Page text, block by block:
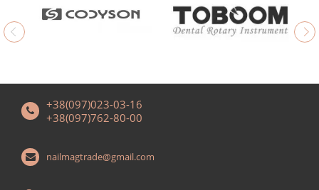
+38(097)023-03-16
+38(097)762-80-00
nailmagtrade@gmail.com